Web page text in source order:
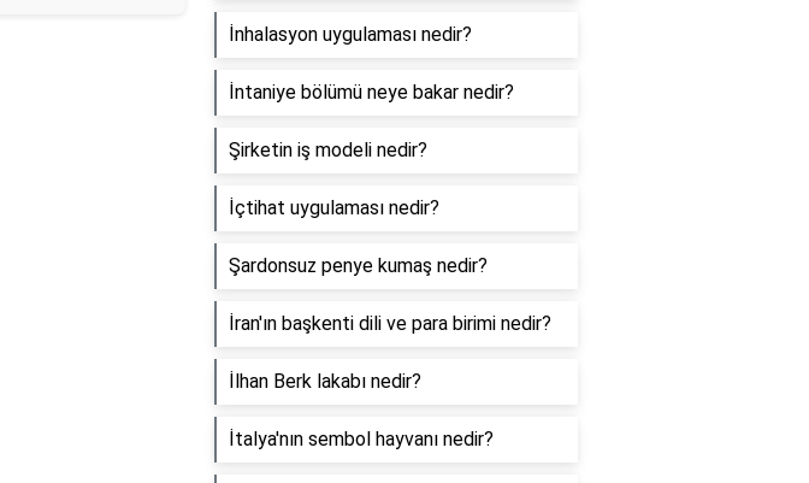
İnhalasyon uygulaması nedir?
İntaniye bölümü neye bakar nedir?
Şirketin iş modeli nedir?
İçtihat uygulaması nedir?
Şardonsuz penye kumaş nedir?
İran'ın başkenti dili ve para birimi nedir?
İlhan Berk lakabı nedir?
İtalya'nın sembol hayvanı nedir?